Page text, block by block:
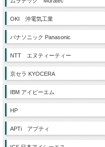
OKI 沖電気工業
パナソニック Panasonic
NTT エヌティーティー
京セラ KYOCERA
IBM アイビーエム
HP
APTi アプティ